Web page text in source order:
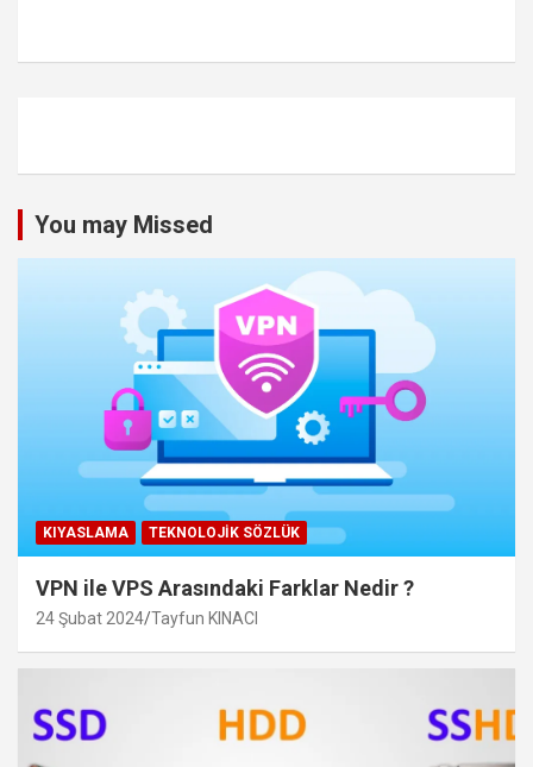
You may Missed
KIYASLAMA TEKNOLOJIK SÖZLÜK
VPN ile VPS Arasındaki Farklar Nedir ?
24 Şubat 2024 Tayfun KINACI